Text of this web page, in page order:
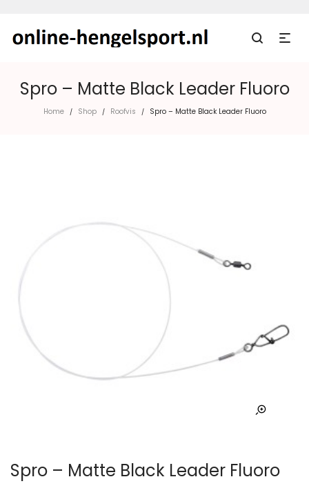
Spro – Matte Black Leader Fluoro
Home / Shop / Roofvis / Spro – Matte Black Leader Fluoro
Spro – Matte Black Leader Fluoro